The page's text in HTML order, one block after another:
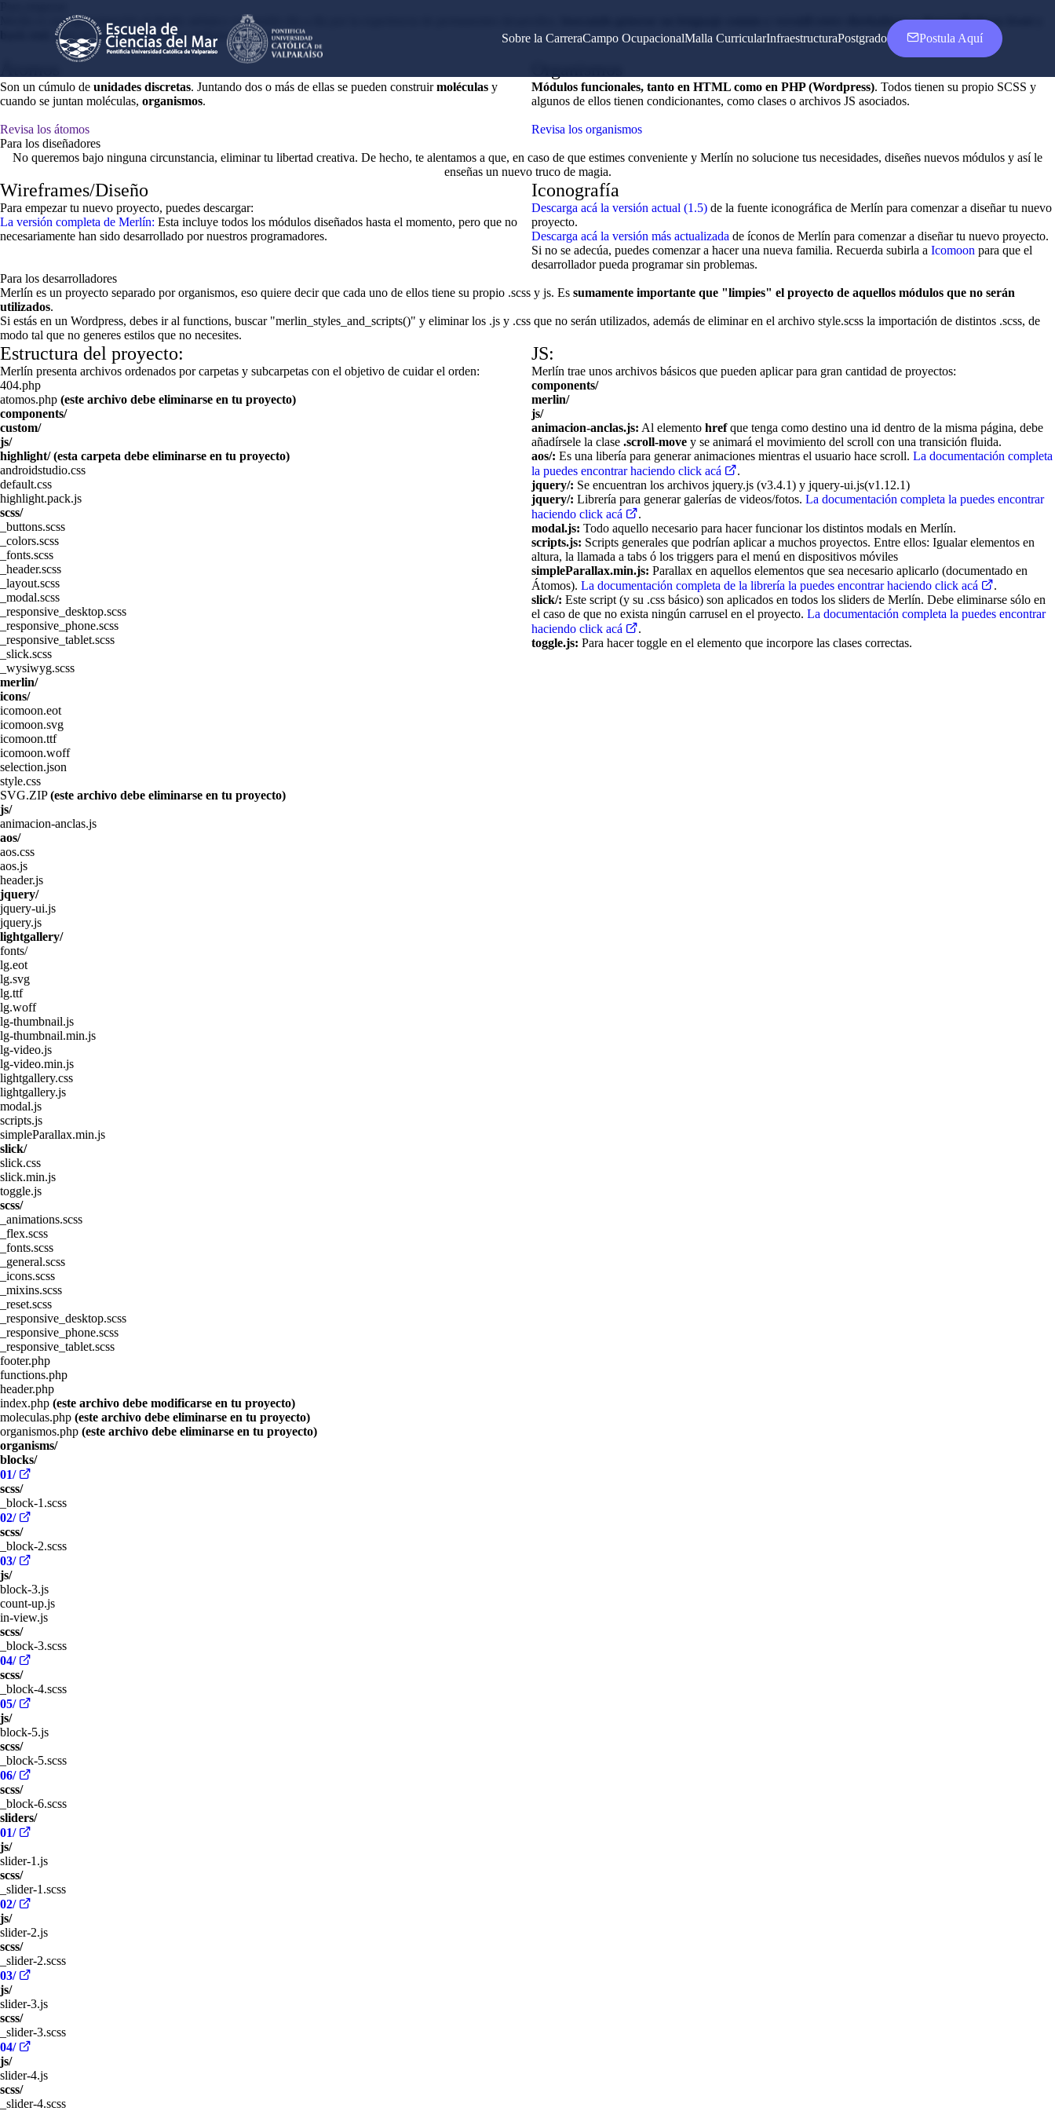
Sobre la CarreraCampo OcupacionalMalla CurricularInfraestructuraPostgrado Postula Aquí
Merlín es una aproximación al diseño atómico construído día a día por la experiencia de permanentes desarrollos,
buscando generar un lenguaje común y versátil entre diseñadores y desarrolladores front y
, para así agilizar procesos y optimizar tiempos.
Son un cúmulo de unidades discretas. Juntando dos o más de ellas se pueden construirmoléculas y
cuando se juntan moléculas, organismos.
Revisa los átomos
Módulos funcionales, tanto en HTML como en PHP (Wordpress). Todos tienen su propio SCSS y
algunos de ellos tienen condicionantes, como clases o archivos JS asociados.
Revisa los organismos
Para los diseñadores
No queremos bajo ninguna circunstancia, eliminar tu libertad creativa. De hecho, te alentamos a que, en caso de que estimes conveniente y Merlín no solucione tus necesidades, diseñes nuevos módulos y así le
enseñas un nuevo truco de magia.
Wireframes/Diseño
Para empezar tu nuevo proyecto, puedes descargar:
La versión completa de Merlín: Esta incluye todos los módulos diseñados hasta el momento, pero que no
necesariamente han sido desarrollado por nuestros programadores.
Iconografía
Descarga acá la versión actual (1.5) de la fuente iconográfica de Merlín para comenzar a diseñar tu nuevo
proyecto.
Descarga acá la versión más actualizada de íconos de Merlín para comenzar a diseñar tu nuevo proyecto.
Si no se adecúa, puedes comenzar a hacer una nueva familia. Recuerda subirla a Icomoon para que el
desarrollador pueda programar sin problemas.
Para los desarrolladores
Merlín es un proyecto separado por organismos, eso quiere decir que cada uno de ellos tiene su propio .scss y js. Es sumamente importante que "limpies" el proyecto de aquellos módulos que no serán
utilizados.
Si estás en un Wordpress, debes ir al functions, buscar "merlin_styles_and_scripts()" y eliminar los .js y .css que no serán utilizados, además de eliminar en el archivo style.scss la importación de distintos .scss, de
modo tal que no generes estilos que no necesites.
Estructura del proyecto:
Merlín presenta archivos ordenados por carpetas y subcarpetas con el objetivo de cuidar el orden:
404.php
atomos.php (este archivo debe eliminarse en tu proyecto)
components/
custom/
js/
highlight/ (esta carpeta debe eliminarse en tu proyecto)
androidstudio.css
default.css
highlight.pack.js
scss/
_buttons.scss
_colors.scss
_fonts.scss
_header.scss
_layout.scss
_modal.scss
_responsive_desktop.scss
_responsive_phone.scss
_responsive_tablet.scss
_slick.scss
_wysiwyg.scss
merlin/
icons/
icomoon.eot
icomoon.svg
icomoon.ttf
icomoon.woff
selection.json
style.css
SVG.ZIP(este archivo debe eliminarse en tu proyecto)
js/
animacion-anclas.js
aos/
aos.css
aos.js
header.js
jquery/
jquery-ui.js
jquery.js
lightgallery/
fonts/
lg.eot
lg.svg
lg.ttf
lg.woff
lg-thumbnail.js
lg-thumbnail.min.js
lg-video.js
lg-video.min.js
lightgallery.css
lightgallery.js
modal.js
scripts.js
simpleParallax.min.js
slick/
slick.css
slick.min.js
toggle.js
scss/
_animations.scss
_flex.scss
_fonts.scss
_general.scss
_icons.scss
_mixins.scss
_reset.scss
_responsive_desktop.scss
_responsive_phone.scss
_responsive_tablet.scss
footer.php
functions.php
header.php
index.php (este archivo debe modificarse en tu proyecto)
moleculas.php (este archivo debe eliminarse en tu proyecto)
organismos.php (este archivo debe eliminarse en tu proyecto)
organisms/
blocks/
01/
scss/
_block-1.scss
02/
scss/
_block-2.scss
03/
js/
block-3.js
count-up.js
in-view.js
scss/
_block-3.scss
04/
scss/
_block-4.scss
05/
js/
block-5.js
scss/
_block-5.scss
06/
scss/
_block-6.scss
sliders/
01/
js/
slider-1.js
scss/
_slider-1.scss
02/
js/
slider-2.js
scss/
_slider-2.scss
03/
js/
slider-3.js
scss/
_slider-3.scss
04/
js/
slider-4.js
scss/
_slider-4.scss
JS:
Merlín trae unos archivos básicos que pueden aplicar para gran cantidad de proyectos:
components/
merlin/
js/
animacion-anclas.js: Al elemento hrefque tenga como destino una id dentro de la misma página, debe
añadírsele la clase .scroll-move y se animará el movimiento del scroll con una transición fluida.
aos/: Es una libería para generar animaciones mientras el usuario hace scroll. La documentación completa
la puedes encontrar haciendo click acá
.
jquery/: Se encuentran los archivos jquery.js (v3.4.1) y jquery-ui.js(v1.12.1)
jquery/: Librería para generar galerías de videos/fotos. La documentación completa la puedes encontrar
haciendo click acá
.
modal.js: Todo aquello necesario para hacer funcionar los distintos modals en Merlín.
scripts.js: Scripts generales que podrían aplicar a muchos proyectos. Entre ellos: Igualar elementos en
altura, la llamada a tabs ó los triggers para el menú en dispositivos móviles
simpleParallax.min.js: Parallax en aquellos elementos que sea necesario aplicarlo (documentado en
Átomos). La documentación completa de la librería la puedes encontrar haciendo click acá
.
slick/: Este script (y su .css básico) son aplicados en todos los sliders de Merlín. Debe eliminarse sólo en
el caso de que no exista ningún carrusel en el proyecto. La documentación completa la puedes encontrar
haciendo click acá
.
toggle.js: Para hacer toggle en el elemento que incorpore las clases correctas.